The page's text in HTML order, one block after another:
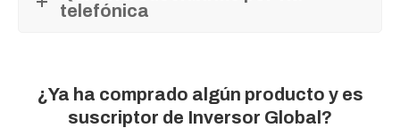
telefónica
¿Ya ha comprado algún producto y es
suscriptor de Inversor Global?